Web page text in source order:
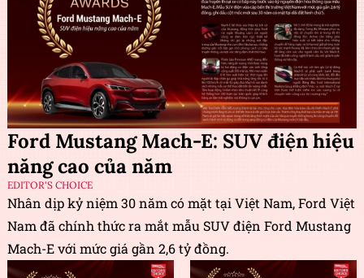
Ford Mustang Mach-E: SUV điện hiệu
năng cao của năm
EDITOR'S CHOICE
Nhân dịp kỷ niệm 30 năm có mặt tại Việt Nam, Ford Việt
Nam đã chính thức ra mắt mẫu SUV điện Ford Mustang
Mach-E với mức giá gần 2,6 tỷ đồng.